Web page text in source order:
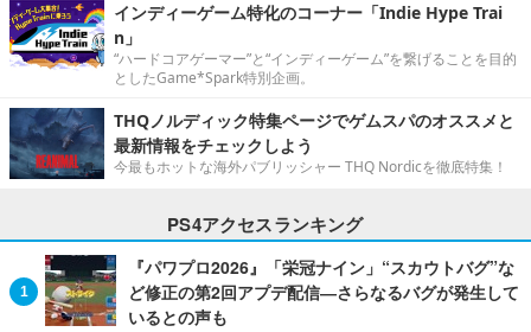
インディーゲーム特化のコーナー「Indie Hype Trai
n」
“ハードコアゲーマー”と“インディーゲーム”を繋げることを目的
としたGame*Spark特別企画。
THQノルディック特集ページでゲムスパのオススメと
最新情報をチェックしよう
今最もホットな海外パブリッシャー THQ Nordicを徹底特集！
PS4アクセスランキング
『パワプロ2026』「栄冠ナイン」“スカウトバグ”な
ど修正の第2回アプデ配信―さらなるバグが発生して
いるとの声も